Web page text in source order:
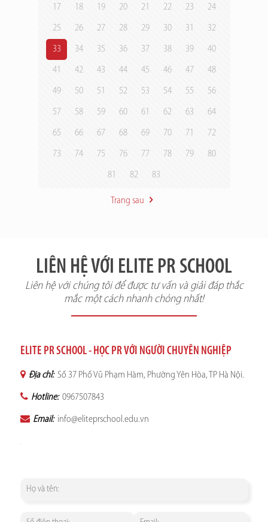
17 18 19 20 21 22 23 24
25 26 27 28 29 30 31 32
33 34 35 36 37 38 39 40
41 42 43 44 45 46 47 48
49 50 51 52 53 54 55 56
57 58 59 60 61 62 63 64
65 66 67 68 69 70 71 72
73 74 75 76 77 78 79 80
81 82 83
Trang sau
LIÊN HỆ VỚI ELITE PR SCHOOL
Liên hệ với chúng tôi để được tư vấn và giải đáp thắc
mắc một cách nhanh chóng nhất!
ELITE PR SCHOOL - HỌC PR VỚI NGƯỜI CHUYÊN NGHIỆP
Địa chỉ: Số 37 Phố Vũ Phạm Hàm, Phường Yên Hòa, TP Hà Nội.
Hotline: 0967507843
Email: info@eliteprschool.edu.vn